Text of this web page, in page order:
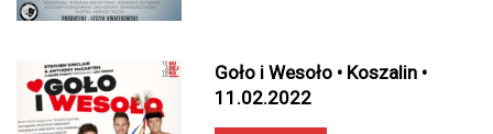
Goło i Wesoło • Koszalin •
11.02.2022